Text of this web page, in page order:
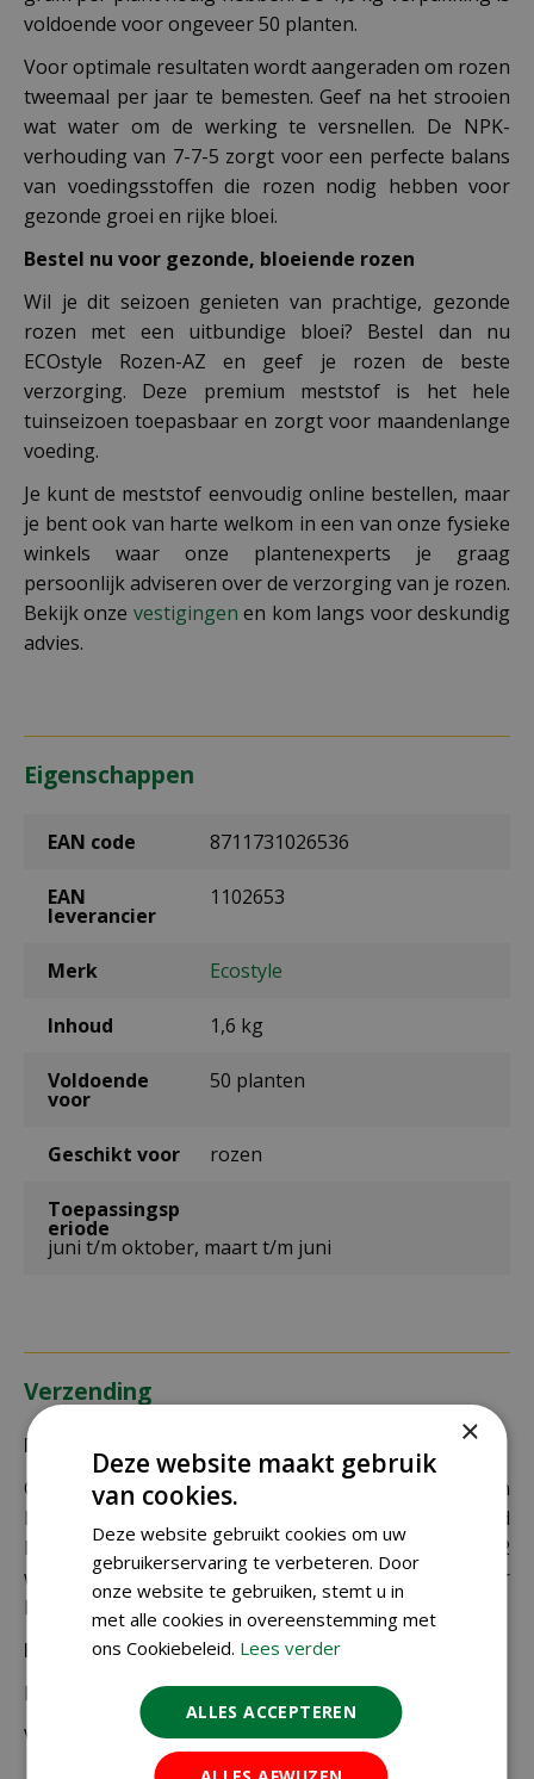
voldoende voor ongeveer 50 planten.
Voor optimale resultaten wordt aangeraden om rozen
tweemaal per jaar te bemesten. Geef na het strooien
wat water om de werking te versnellen. De NPK-
verhouding van 7-7-5 zorgt voor een perfecte balans
van voedingsstoffen die rozen nodig hebben voor
gezonde groei en rijke bloei.
Bestel nu voor gezonde, bloeiende rozen
Wil je dit seizoen genieten van prachtige, gezonde
rozen met een uitbundige bloei? Bestel dan nu
ECOstyle Rozen-AZ en geef je rozen de beste
verzorging. Deze premium meststof is het hele
tuinseizoen toepasbaar en zorgt voor maandenlange
voeding.
Je kunt de meststof eenvoudig online bestellen, maar
je bent ook van harte welkom in een van onze fysieke
winkels waar onze plantenexperts je graag
persoonlijk adviseren over de verzorging van je rozen.
Bekijk onze vestigingen en kom langs voor deskundig
advies.
Eigenschappen
EAN code 8711731026536
EAN
leverancier
1102653
Merk Ecostyle
Inhoud 1,6 kg
Voldoende
voor
50 planten
Geschikt voor rozen
Toepassingsp
eriode
juni t/m oktober, maart t/m juni
Verzending
Bezorging:
Om uw bestelling goed en veilig bij u thuis te laten
bezorgen maken wij gebruik van PostNL. De levertijd
bedraagt doorgaans tussen de 1 en 2
werkdagen. Deze bezorgtijd geldt zowel voor
Nederland als België.
Bezorgkosten Nederland:
Bestellingen van € 49,95 of meer verzenden wij gratis.
Voor een bestelling onder € 49,95 zijn er 2 tarieven:
×
Deze website maakt gebruik
van cookies.
Deze website gebruikt cookies om uw
gebruikerservaring te verbeteren. Door
onze website te gebruiken, stemt u in
met alle cookies in overeenstemming met
ons Cookiebeleid. Lees verder
ALLES ACCEPTEREN